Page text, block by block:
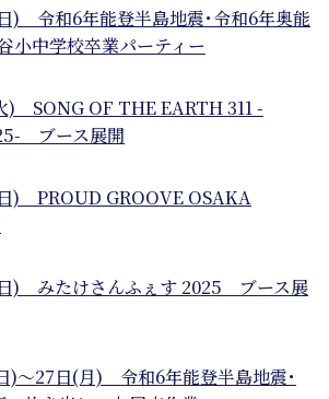
) 令和6年能登半島地震･令和6年奥能
小中学校卒業パーティー
) SONG OF THE EARTH 311 -
ブース展開
) PROUD GROOVE OSAKA
) みたけさんふぇす 2025
ブース展
)～27日(月) 令和6年能登半島地震･